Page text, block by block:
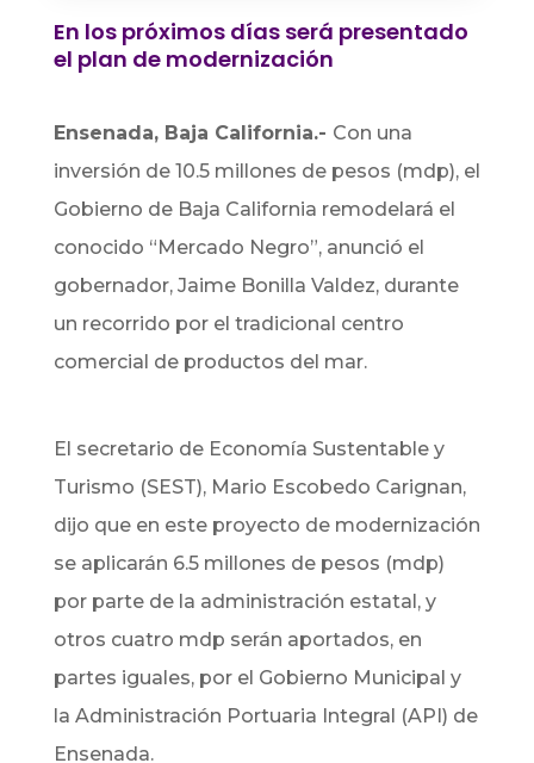
En los próximos días será presentado
el plan de modernización
Ensenada, Baja California.- Con una
inversión de 10.5 millones de pesos (mdp), el
Gobierno de Baja California remodelará el
conocido “Mercado Negro”, anunció el
gobernador, Jaime Bonilla Valdez, durante
un recorrido por el tradicional centro
comercial de productos del mar.
El secretario de Economía Sustentable y
Turismo (SEST), Mario Escobedo Carignan,
dijo que en este proyecto de modernización
se aplicarán 6.5 millones de pesos (mdp)
por parte de la administración estatal, y
otros cuatro mdp serán aportados, en
partes iguales, por el Gobierno Municipal y
la Administración Portuaria Integral (API) de
Ensenada.